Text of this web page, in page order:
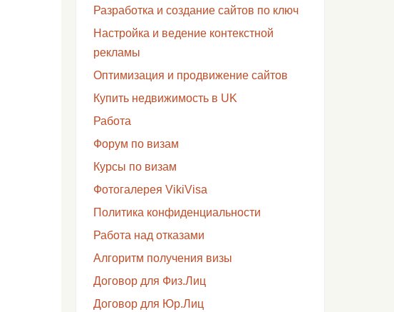
Разработка и создание сайтов по ключ
Настройка и ведение контекстной
рекламы
Оптимизация и продвижение сайтов
Купить недвижимость в UK
Работа
Форум по визам
Курсы по визам
Фотогалерея VikiVisa
Политика конфиденциальности
Работа над отказами
Алгоритм получения визы
Договор для Физ.Лиц
Договор для Юр.Лиц